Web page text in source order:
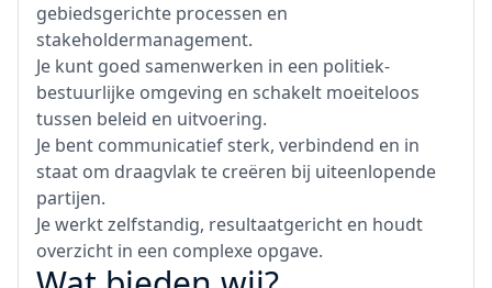
gebiedsgerichte processen en
stakeholdermanagement.
Je kunt goed samenwerken in een politiek-
bestuurlijke omgeving en schakelt moeiteloos
tussen beleid en uitvoering.
Je bent communicatief sterk, verbindend en in
staat om draagvlak te creëren bij uiteenlopende
partijen.
Je werkt zelfstandig, resultaatgericht en houdt
overzicht in een complexe opgave.